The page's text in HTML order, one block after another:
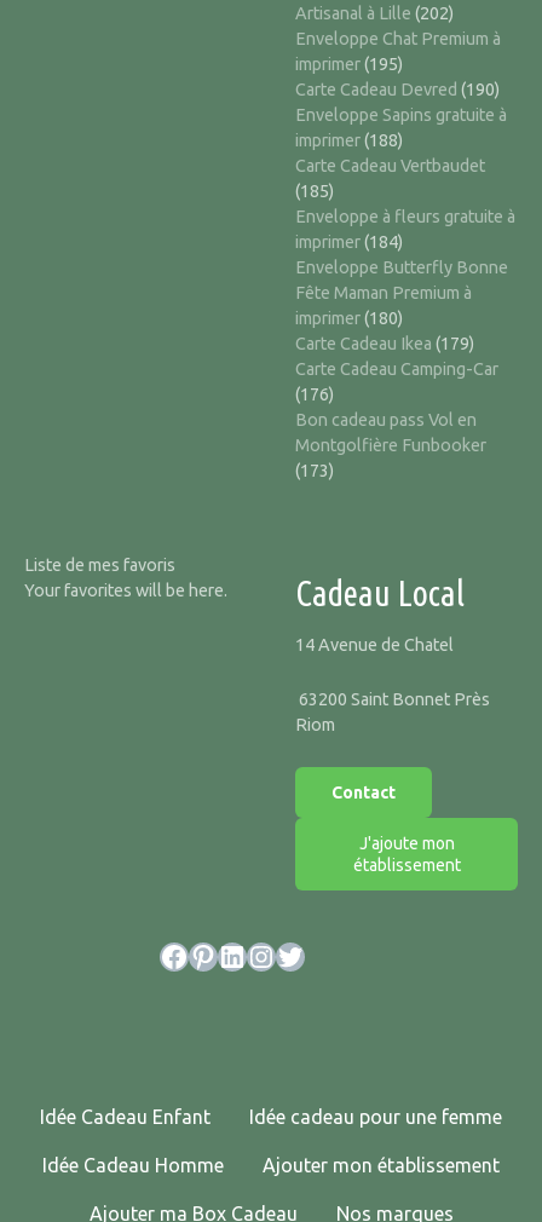
Artisanal à Lille (202)
Enveloppe Chat Premium à
imprimer(195)
Carte Cadeau Devred (190)
Enveloppe Sapins gratuite à
imprimer(188)
Carte Cadeau Vertbaudet
(185)
Enveloppe à fleurs gratuite à
imprimer(184)
Enveloppe Butterfly Bonne
Fête Maman Premium à
imprimer(180)
Carte Cadeau Ikea (179)
Carte Cadeau Camping-Car
(176)
Bon cadeau pass Vol en
Montgolfière Funbooker
(173)
Liste de mes favoris
Your favorites will be here.
Cadeau Local
14 Avenue de Chatel
63200 Saint Bonnet Près
Riom
Contact
J'ajoute mon
établissement
Facebook Pinterest LinkedIn InstagramTwitter
Idée Cadeau Enfant Idée cadeau pour une femme
Idée Cadeau Homme Ajouter mon établissement
Ajouter ma Box Cadeau Nos marques